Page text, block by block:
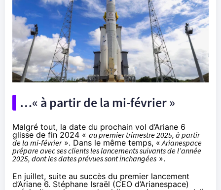
…« à partir de la mi-février »
Malgré tout, la date du prochain vol d’Ariane 6
glisse de fin 2024 « au premier trimestre 2025, à partir
de la mi-février». Dans le même temps, « Arianespace
prépare avec ses clients les lancements suivants de l’année
2025, dont les dates prévues sont inchangées ».
En juillet, suite au succès du premier lancement
d’Ariane 6. Stéphane Israël (CEO d’Arianespace)